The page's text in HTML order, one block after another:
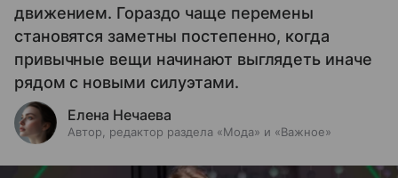
движением. Гораздо чаще перемены
становятся заметны постепенно, когда
привычные вещи начинают выглядеть иначе
рядом с новыми силуэтами.
Елена Нечаева
Автор, редактор раздела «Мода» и «Важное»